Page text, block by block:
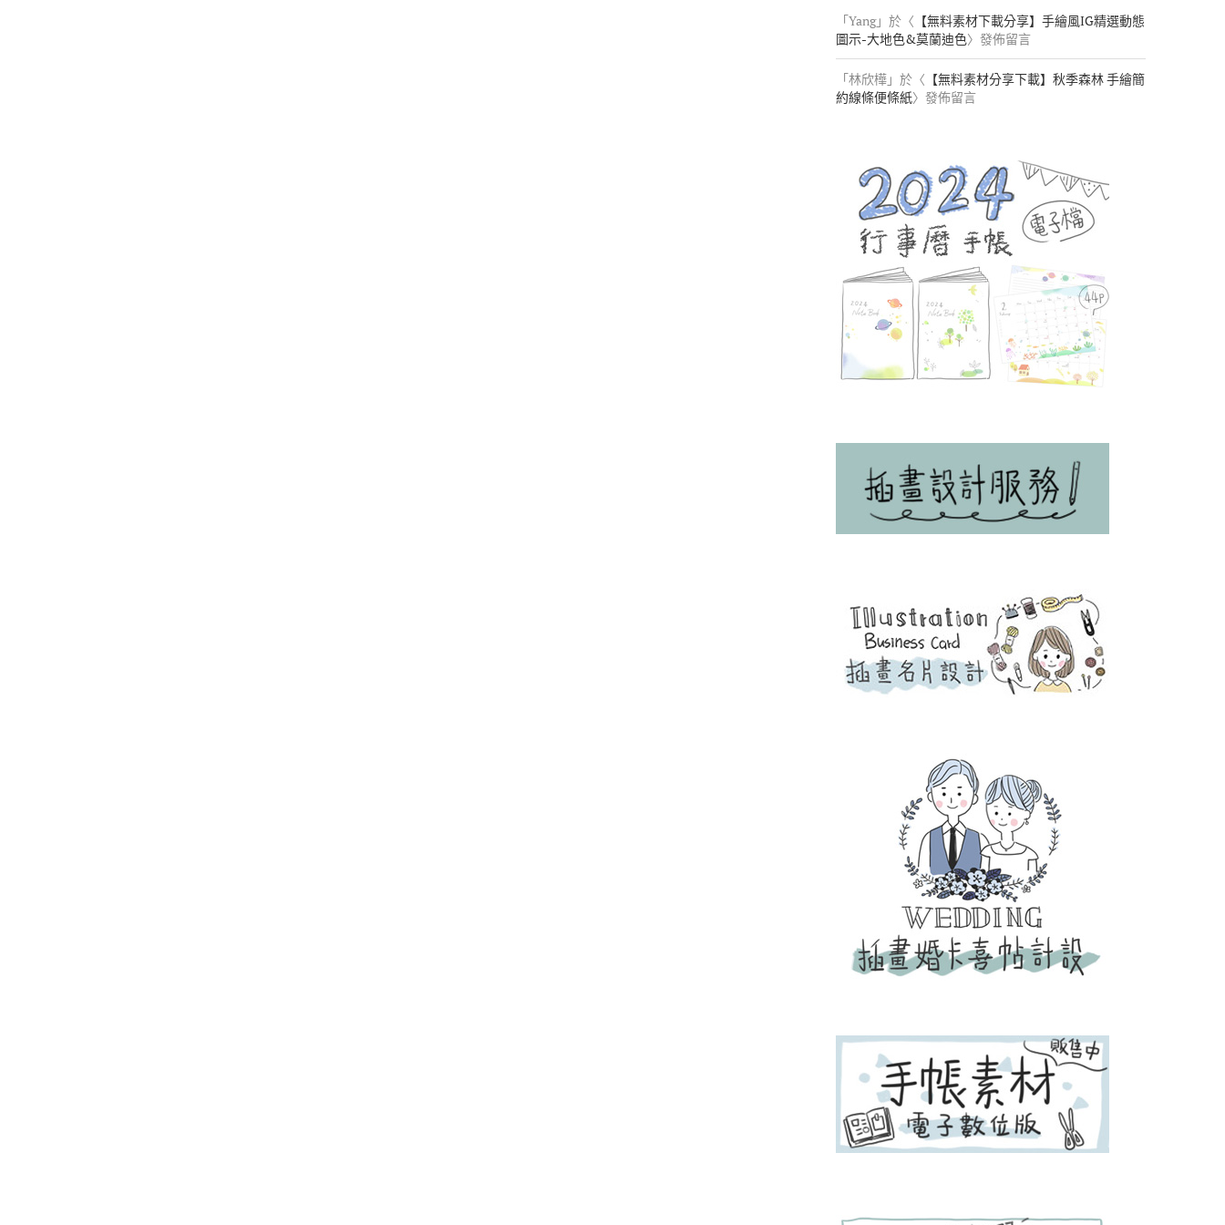
「Yang」於〈 【無料素材下載分享】手繪風IG精選動態
圖示-大地色&莫蘭迪色〉發佈留言
「林欣樺 」於〈 【無料素材分享下載】秋季森林 手繪簡
約線條便條紙〉發佈留言